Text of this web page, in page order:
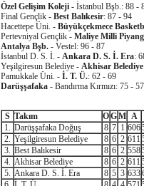
Özel Gelişim Koleji - İstanbul Bşb.: 88 -
Final Gençlik - Best Balıkesir: 87 - 94
Hacettepe Üni. - Büyükçekmece
Pertevniyal Gençlik - Maliye Milli
Antalya Bşb. - Vestel: 96 - 87
İstanbul D. S. İ. - Ankara D. S. İ. Era:
Yeşilgiresun Belediye - Akhisar Belediye
Pamukkale Üni. - İ. T. Ü.: 62 - 69
Darüşşafaka - Bandırma Kırmızı: 75 - 57
S Takım OGM A
1.
Darüşşafaka Doğuş 8 7 1 606
2. Yeşilgiresun Belediye 8 6 2 611
3. Best Balıkesir 8 6 2 558
4.
Akhisar Belediye 8 6 2 611
5.
Ankara D. S. İ. Era 8 5 3 633